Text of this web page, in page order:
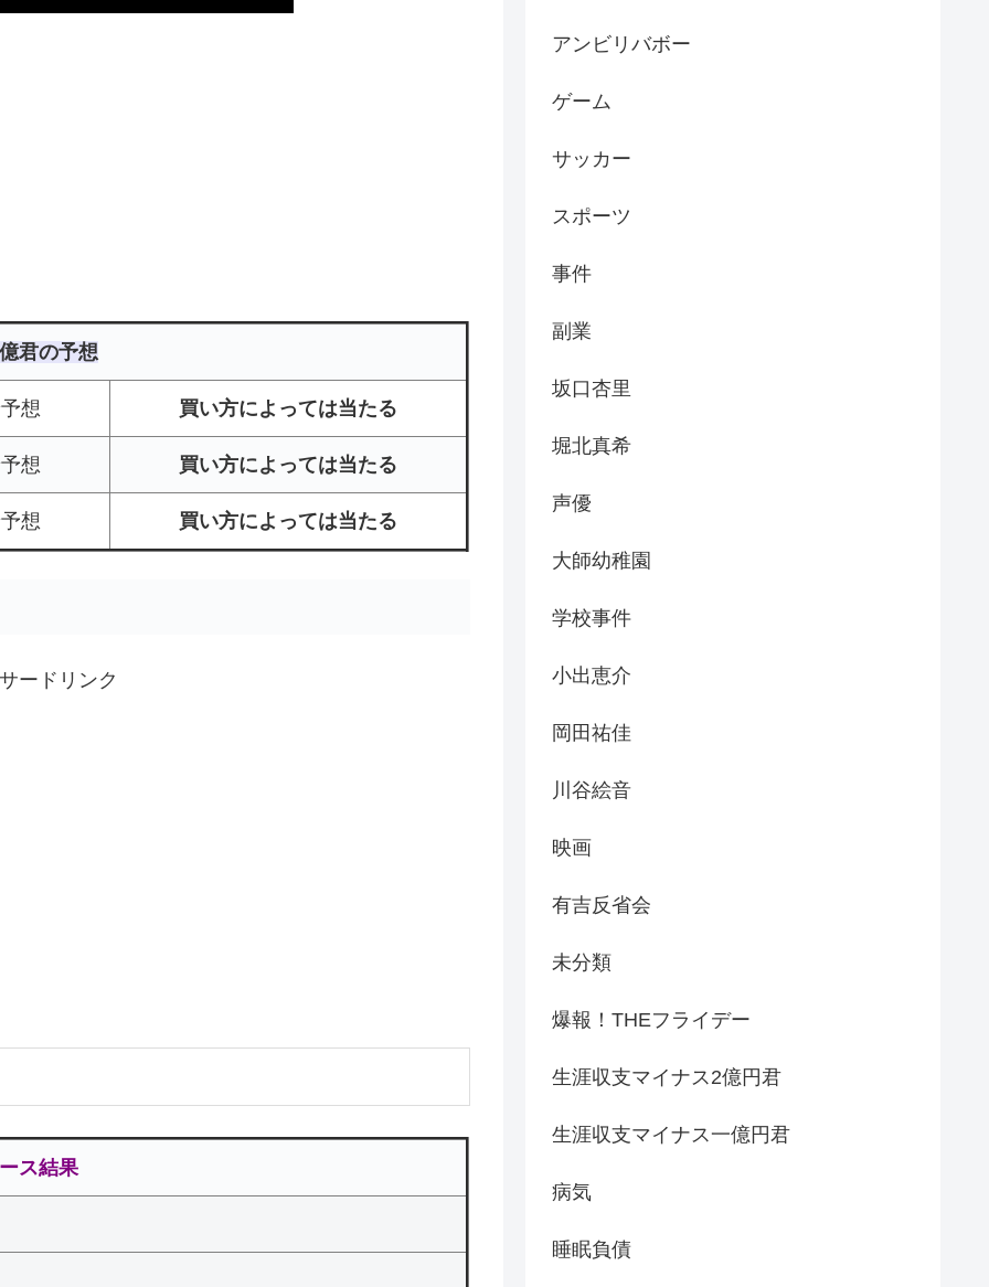
君の予想
想 買い方によっては当たる
想 買い方によっては当たる
想 買い方によっては当たる
ードリンク
ス結果
アンビリバボー
ゲーム
サッカー
スポーツ
事件
副業
坂口杏里
堀北真希
声優
大師幼稚園
学校事件
小出恵介
岡田祐佳
川谷絵音
映画
有吉反省会
未分類
爆報！THEフライデー
生涯収支マイナス2億円君
生涯収支マイナス一億円君
病気
睡眠負債